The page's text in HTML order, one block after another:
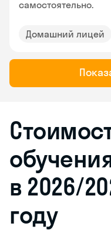
самостоятельно.
Домашний лицей
в 2026/
году